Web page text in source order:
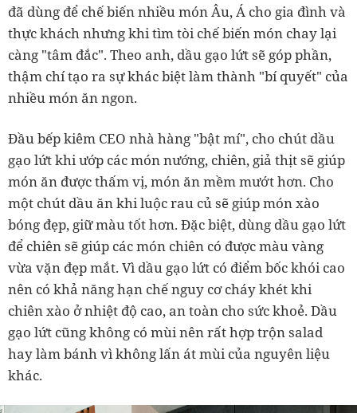
đã dùng để chế biến nhiều món Âu, Á cho gia đình và
thực khách nhưng khi tìm tòi chế biến món chay lại
càng "tâm đắc". Theo anh, dầu gạo lứt sẽ góp phần,
thậm chí tạo ra sự khác biệt làm thành "bí quyết" của
nhiều món ăn ngon.
Đầu bếp kiêm CEO nhà hàng "bật mí", cho chút dầu
gạo lứt khi ướp các món nướng, chiên, giả thịt sẽ giúp
món ăn được thấm vị, món ăn mềm mướt hơn. Cho
một chút dầu ăn khi luộc rau củ sẽ giúp món xào
bóng đẹp, giữ màu tốt hơn. Đặc biệt, dùng dầu gạo lứt
để chiên sẽ giúp các món chiên có được màu vàng
vừa vặn đẹp mắt. Vì dầu gạo lứt có điểm bốc khói cao
nên có khả năng hạn chế nguy cơ cháy khét khi
chiên xào ở nhiệt độ cao, an toàn cho sức khoẻ. Dầu
gạo lứt cũng không có mùi nên rất hợp trộn salad
hay làm bánh vì không lấn át mùi của nguyên liệu
khác.